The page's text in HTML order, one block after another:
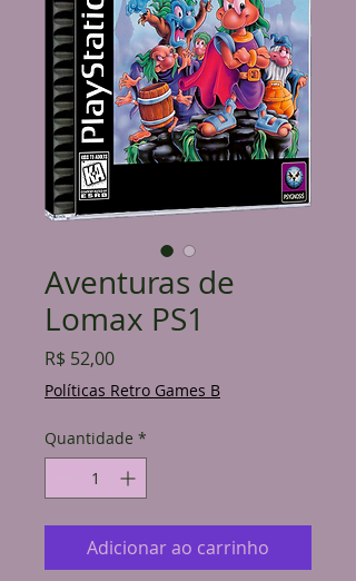
Aventuras de
Lomax PS1
R$ 52,00Preço
Políticas Retro Games B
Quantidade *
Adicionar ao carrinho